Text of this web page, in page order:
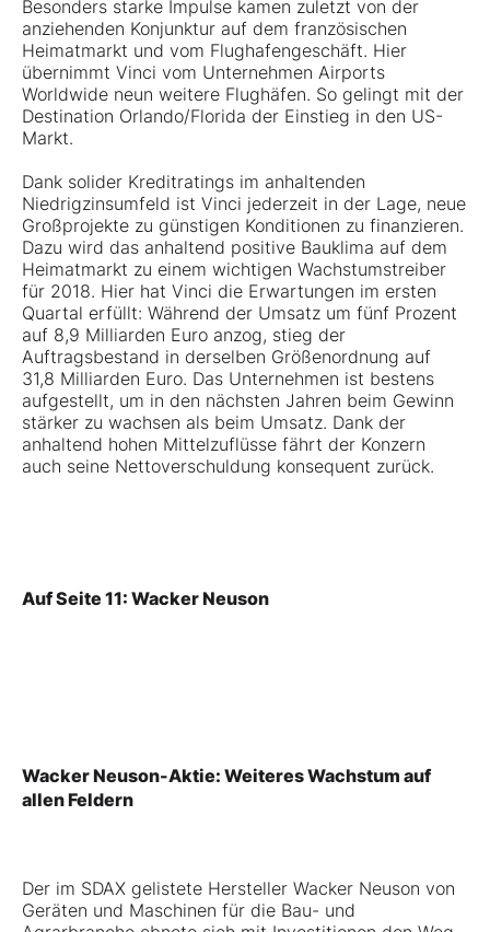
Besonders starke Impulse kamen zuletzt von der
anziehenden Konjunktur auf dem französischen
Heimatmarkt und vom Flughafengeschäft. Hier
übernimmt Vinci vom Unternehmen Airports
Worldwide neun weitere Flughäfen. So gelingt mit der
Destination Orlando/Florida der Einstieg in den US-
Markt.
Dank solider Kreditratings im anhaltenden
Niedrigzinsumfeld ist Vinci jederzeit in der Lage, neue
Großprojekte zu günstigen Konditionen zu finanzieren.
Dazu wird das anhaltend positive Bauklima auf dem
Heimatmarkt zu einem wichtigen Wachstumstreiber
für 2018. Hier hat Vinci die Erwartungen im ersten
Quartal erfüllt: Während der Umsatz um fünf Prozent
auf 8,9 Milliarden Euro anzog, stieg der
Auftragsbestand in derselben Größenordnung auf
31,8 Milliarden Euro. Das Unternehmen ist bestens
aufgestellt, um in den nächsten Jahren beim Gewinn
stärker zu wachsen als beim Umsatz. Dank der
anhaltend hohen Mittelzuflüsse fährt der Konzern
auch seine Nettoverschuldung konsequent zurück.
Auf Seite 11: Wacker Neuson
Wacker Neuson-Aktie: Weiteres Wachstum auf
allen Feldern
Der im SDAX gelistete Hersteller Wacker Neuson von
Geräten und Maschinen für die Bau- und